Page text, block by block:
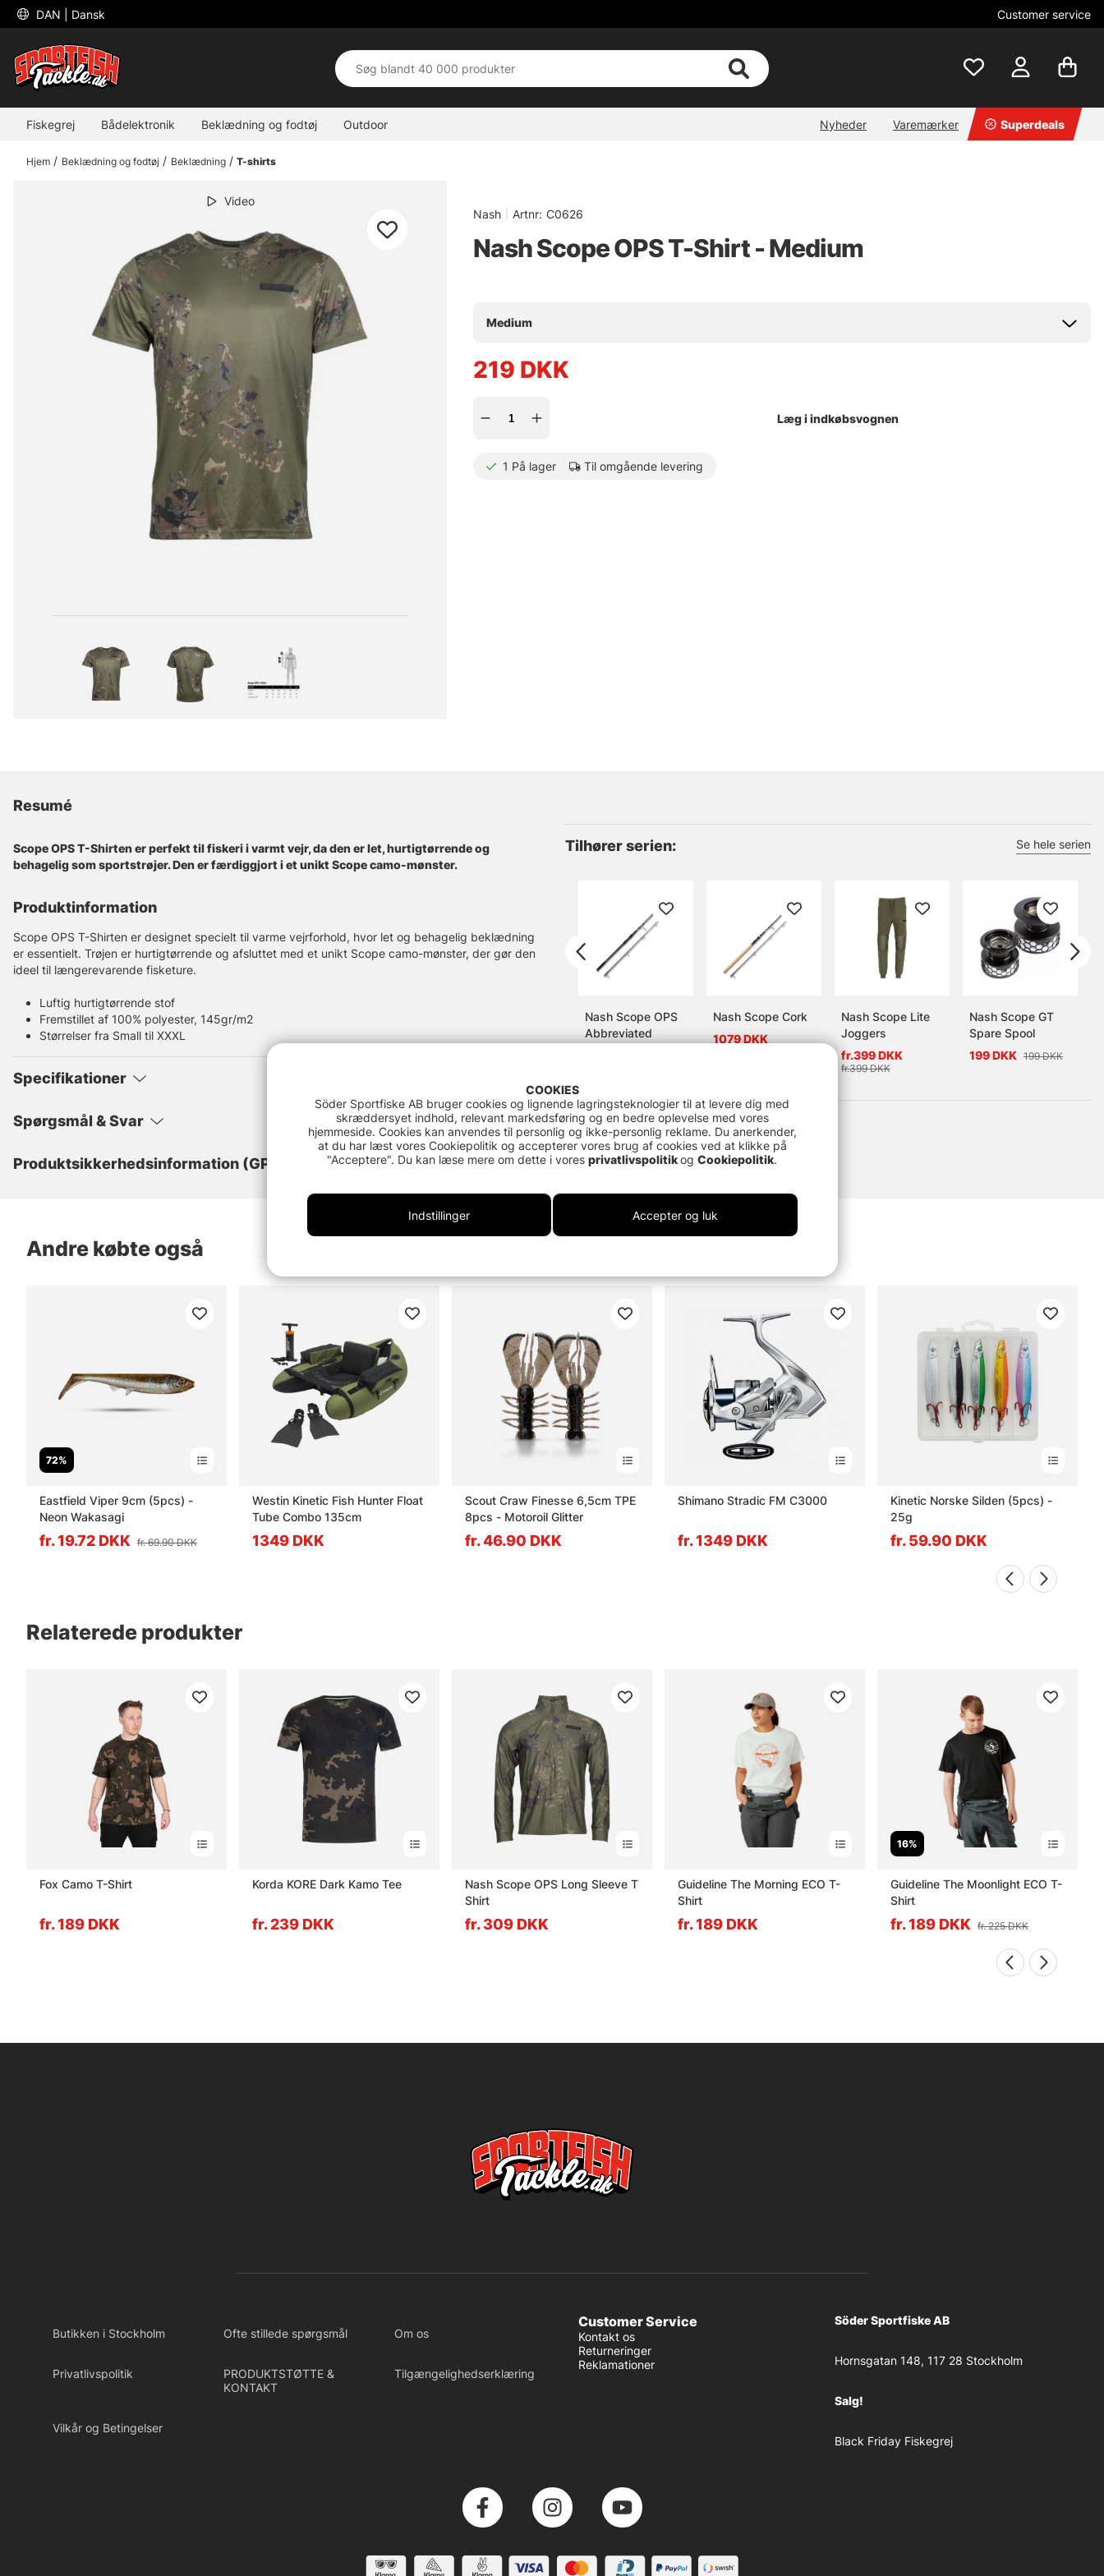
DAN | Dansk Customer service
Fiskegrej Bådelektronik Beklædning og fodtøj Outdoor Nyheder Varemærker Superdeals
Hjem Beklædning og fodtøj Beklædning T-shirts
Video
Nash
Artnr: C0626
Nash Scope OPS T-Shirt - Medium
Medium
219 DKK
Læg i indkøbsvognen
1 På lager Til omgående levering
Resumé
Scope OPS T-Shirten er perfekt til fiskeri i varmt vejr, da den er let, hurtigtørrende og
behagelig som sportstrøjer. Den er færdiggjort i et unikt Scope camo-mønster.
Produktinformation
Scope OPS T-Shirten er designet specielt til varme vejrforhold, hvor let og behagelig beklædning
er essentielt. Trøjen er hurtigtørrende og afsluttet med et unikt Scope camo-mønster, der gør den
ideel til længerevarende fisketure.
Luftig hurtigtørrende stof
Fremstillet af 100% polyester, 145gr/m2
Størrelser fra Small til XXXL
Specifikationer
Spørgsmål & Svar
Produktsikkerhedsinformation (GPSR)
Tilhører serien: Se hele serien
Nash Scope OPS
Abbreviated
Nash Scope Cork
1079 DKK
Nash Scope Lite
Joggers
fr.399 DKK
fr.399 DKK
Nash Scope GT
Spare Spool
199 DKK 199 DKK
Andre købte også
72%
Eastfield Viper 9cm (5pcs) -
Neon Wakasagi
fr. 19.72 DKK fr. 69.90 DKK
Westin Kinetic Fish Hunter Float
Tube Combo 135cm
1349 DKK
Scout Craw Finesse 6,5cm TPE
8pcs - Motoroil Glitter
fr. 46.90 DKK
Shimano Stradic FM C3000
fr. 1349 DKK
Kinetic Norske Silden (5pcs) -
25g
fr. 59.90 DKK
Relaterede produkter
Fox Camo T-Shirt
fr. 189 DKK
Korda KORE Dark Kamo Tee
fr. 239 DKK
Nash Scope OPS Long Sleeve T
Shirt
fr. 309 DKK
Guideline The Morning ECO T-
Shirt
fr. 189 DKK
16%
Guideline The Moonlight ECO T-
Shirt
fr. 189 DKK fr. 225 DKK
Butikken i Stockholm Ofte stillede spørgsmål Om os
Privatlivspolitik
PRODUKTSTØTTE &
KONTAKT
Tilgængelighedserklæring
Vilkår og Betingelser
Customer Service
Kontakt os
Returneringer
Reklamationer
Söder Sportfiske AB
Hornsgatan 148, 117 28 Stockholm
Salg!
Black Friday Fiskegrej
COOKIES
Söder Sportfiske AB bruger cookies og lignende lagringsteknologier til at levere dig med
skræddersyet indhold, relevant markedsføring og en bedre oplevelse med vores
hjemmeside. Cookies kan anvendes til personlig og ikke-personlig reklame. Du anerkender,
at du har læst vores Cookiepolitik og accepterer vores brug af cookies ved at klikke på
"Acceptere". Du kan læse mere om dette i vores privatlivspolitikog Cookiepolitik.
Indstillinger Accepter og luk